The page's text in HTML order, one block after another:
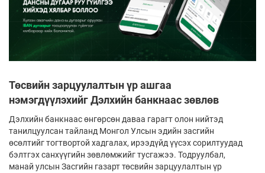
Төсвийн зарцуулалтын үр ашгаа
нэмэгдүүлэхийг Дэлхийн банкнаас зөвлөв
Дэлхийн банкнаас өнгөрсөн даваа гарагт олон нийтэд
танилцуулсан тайланд Монгол Улсын эдийн засгийн
өсөлтийг тогтвортой хадгалах, ирээдүйд үүсэх сорилтуудад
бэлтгэх санхүүгийн зөвлөмжийг тусгажээ. Тодруулбал,
манай улсын Засгийн газарт төсвийн зарцуулалтын үр